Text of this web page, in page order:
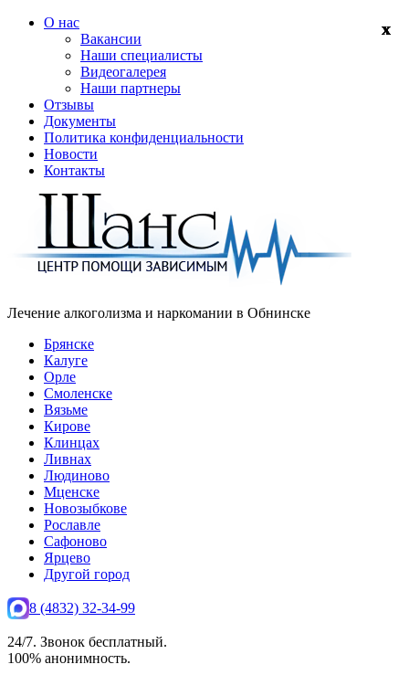
О нас
Вакансии
Наши специалисты
Видеогалерея
Наши партнеры
Отзывы
Документы
Политика конфиденциальности
Новости
Контакты
Лечение алкоголизма и наркомании в Обнинске
Брянске
Калуге
Орле
Смоленске
Вязьме
Кирове
Клинцах
Ливнах
Людиново
Мценске
Новозыбкове
Рославле
Сафоново
Ярцево
Другой город
8 (4832) 32-34-99
24/7. Звонок бесплатный.
100% анонимность.